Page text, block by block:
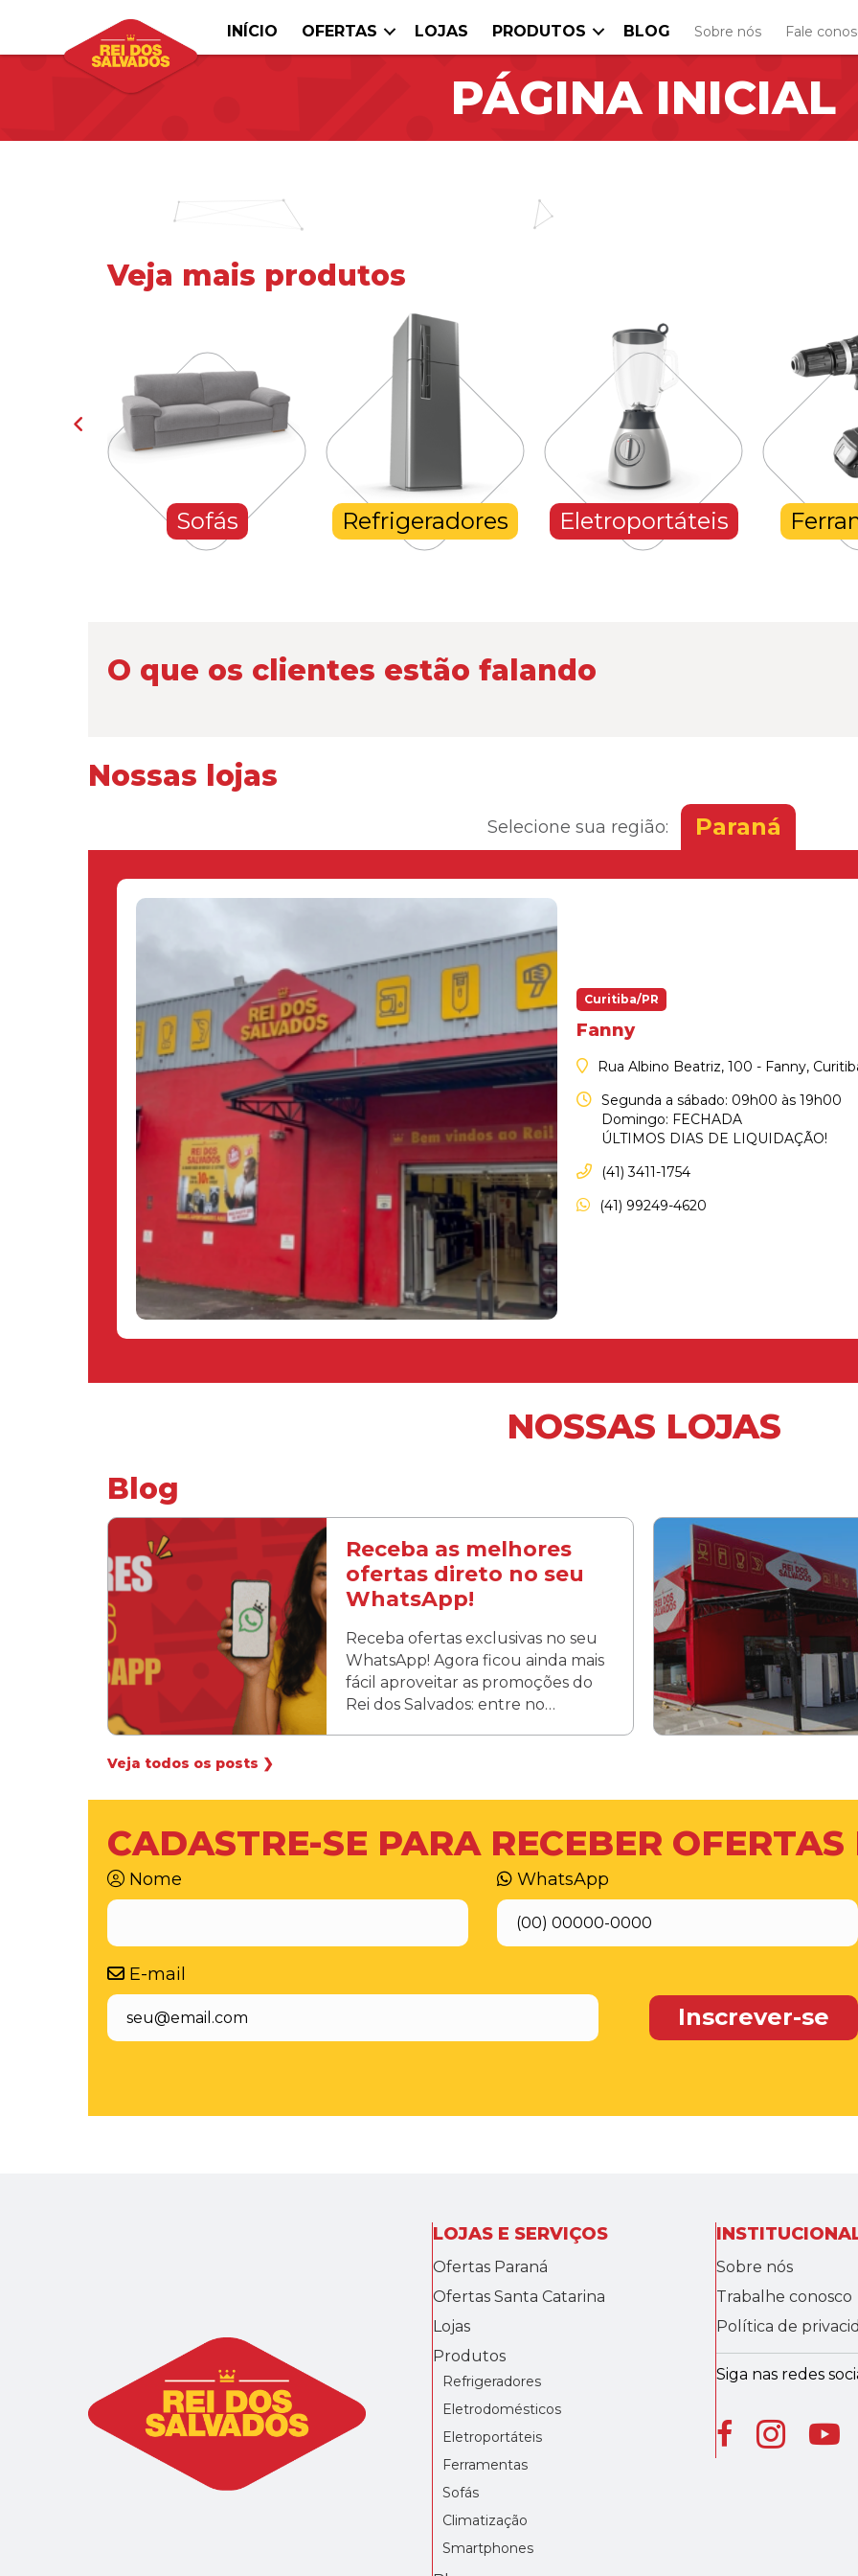
INÍCIO OFERTAS LOJAS PRODUTOS BLOG Sobre nós Fale
PÁGINA INICIAL
Veja mais produtos
Sofás Refrigeradores Eletroportáteis
O que os clientes estão falando
Nossas lojas
Selecione sua região: Paraná
Curitiba/PR
Fanny
Rua Albino Beatriz, 100 - Fanny,
Segunda a sábado: 09h00 às 19h00
Domingo: FECHADA
ÚLTIMOS DIAS DE LIQUIDAÇÃO!
(41) 3411-1754
(41) 99249-4620
NOSSAS LOJAS
Blog
Receba as melhores
ofertas direto no seu
WhatsApp!
Receba ofertas exclusivas no seu
WhatsApp! Agora ficou ainda mais
fácil aproveitar as promoções do
Rei dos Salvados: entre no…
Veja todos os posts ❯
CADASTRE-SE PARA RECEBER
Nome WhatsApp
E-mail
LOJAS E SERVIÇOS
Ofertas Paraná
Ofertas Santa Catarina
Lojas
Produtos
Refrigeradores
Eletrodomésticos
Eletroportáteis
Ferramentas
Sofás
Climatização
Smartphones
Sobre nós
Trabalhe conosco
Política de
Siga nas redes